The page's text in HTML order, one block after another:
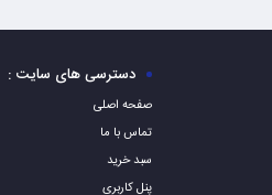
به
دسترسی های سایت :
صفحه اصلی
تماس با ما
سبد خرید
پنل کاربری